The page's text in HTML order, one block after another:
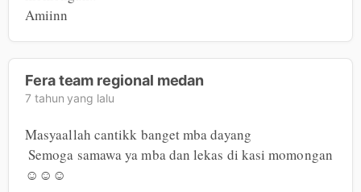
Amiinn
Fera team regional medan
7 tahun yang lalu
Masyaallah cantikk banget mba dayang
Semoga samawa ya mba dan lekas di kasi momongan
☺️☺️☺️